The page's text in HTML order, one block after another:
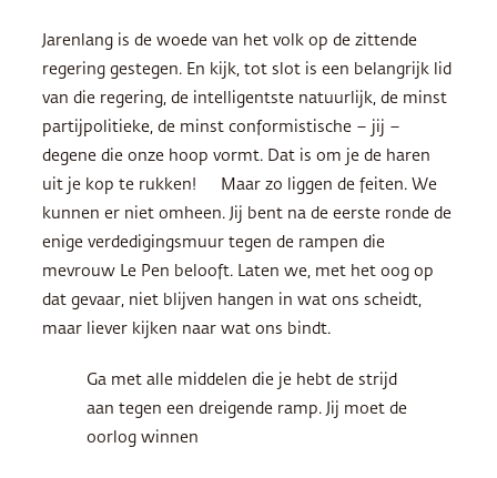
Jarenlang is de woede van het volk op de zittende
regering gestegen. En kijk, tot slot is een belangrijk lid
van die regering, de intelligentste natuurlijk, de minst
partijpolitieke, de minst conformistische – jij –
degene die onze hoop vormt. Dat is om je de haren
uit je kop te rukken! Maar zo liggen de feiten. We
kunnen er niet omheen. Jij bent na de eerste ronde de
enige verdedigingsmuur tegen de rampen die
mevrouw Le Pen belooft. Laten we, met het oog op
dat gevaar, niet blijven hangen in wat ons scheidt,
maar liever kijken naar wat ons bindt.
Ga met alle middelen die je hebt de strijd
aan tegen een dreigende ramp. Jij moet de
oorlog winnen